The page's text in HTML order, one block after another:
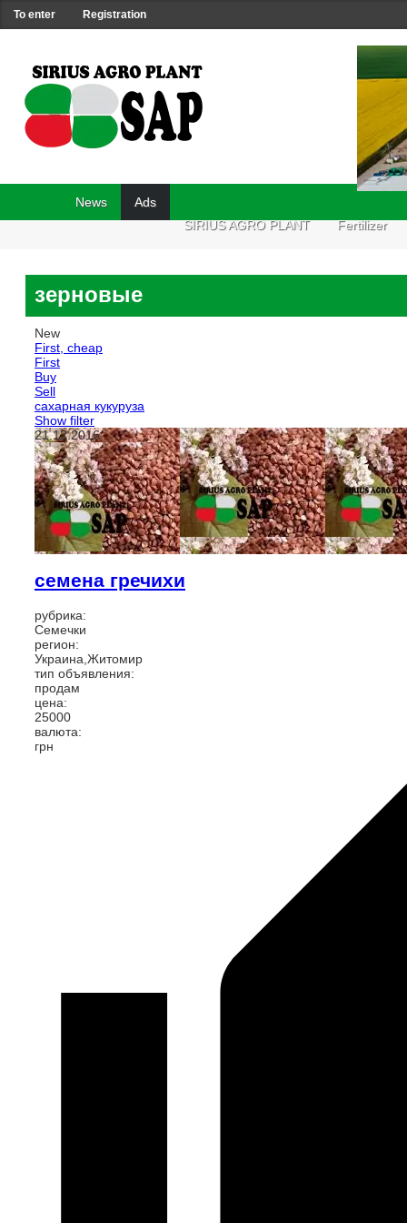
To enter Registration
News
Ads
SIRIUS AGRO PLANT
Fertilizer
зерновые
New
First, cheap
First
Buy
Sell
сахарная кукуруза
Show filter
21.12.2016
семена гречихи
рубрика:
Семечки
регион:
Украина,Житомир
тип объявления:
продам
цена:
25000
валюта:
грн